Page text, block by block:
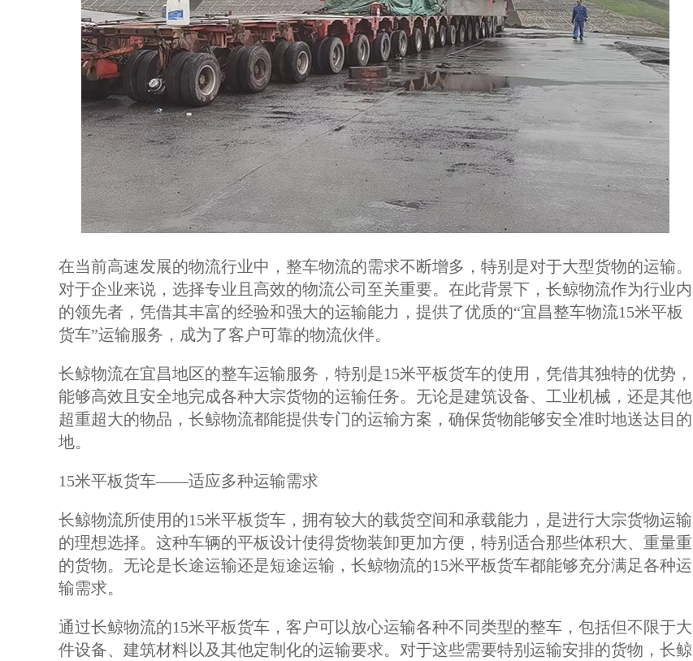
在当前高速发展的物流行业中，整车物流的需求不断增多，特别是对于大型货物的运输。
对于企业来说，选择专业且高效的物流公司至关重要。在此背景下，长鲸物流作为行业内
的领先者，凭借其丰富的经验和强大的运输能力，提供了优质的“宜昌整车物流15米平板
货车”运输服务，成为了客户可靠的物流伙伴。
长鲸物流在宜昌地区的整车运输服务，特别是15米平板货车的使用，凭借其独特的优势，
能够高效且安全地完成各种大宗货物的运输任务。无论是建筑设备、工业机械，还是其他
超重超大的物品，长鲸物流都能提供专门的运输方案，确保货物能够安全准时地送达目的
地。
15米平板货车——适应多种运输需求
长鲸物流所使用的15米平板货车，拥有较大的载货空间和承载能力，是进行大宗货物运输
的理想选择。这种车辆的平板设计使得货物装卸更加方便，特别适合那些体积大、重量重
的货物。无论是长途运输还是短途运输，长鲸物流的15米平板货车都能够充分满足各种运
输需求。
通过长鲸物流的15米平板货车，客户可以放心运输各种不同类型的整车，包括但不限于大
件设备、建筑材料以及其他定制化的运输要求。对于这些需要特别运输安排的货物，长鲸